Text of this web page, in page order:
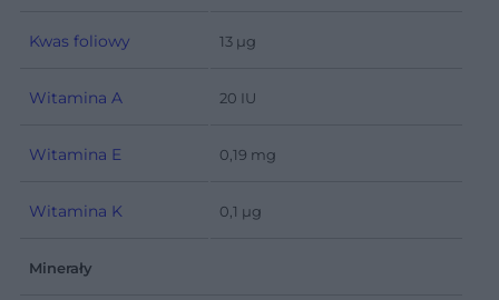
Kwas foliowy 13 µg
Witamina A 20 IU
Witamina E 0,19 mg
Witamina K 0,1 µg
Minerały